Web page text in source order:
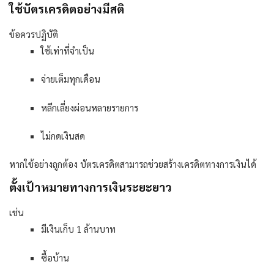
ใช้บัตรเครดิตอย่างมีสติ
ข้อควรปฏิบัติ
ใช้เท่าที่จำเป็น
จ่ายเต็มทุกเดือน
หลีกเลี่ยงผ่อนหลายรายการ
ไม่กดเงินสด
หากใช้อย่างถูกต้อง บัตรเครดิตสามารถช่วยสร้างเครดิตทางการเงินได้
ตั้งเป้าหมายทางการเงินระยะยาว
เช่น
มีเงินเก็บ 1 ล้านบาท
ซื้อบ้าน